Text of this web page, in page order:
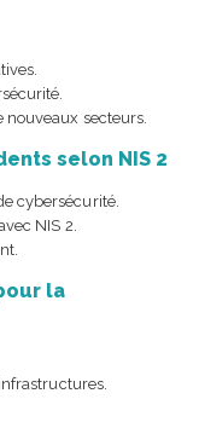
nouveaux secteurs.
selon NIS 2
cybersécurité.
NIS 2.
la